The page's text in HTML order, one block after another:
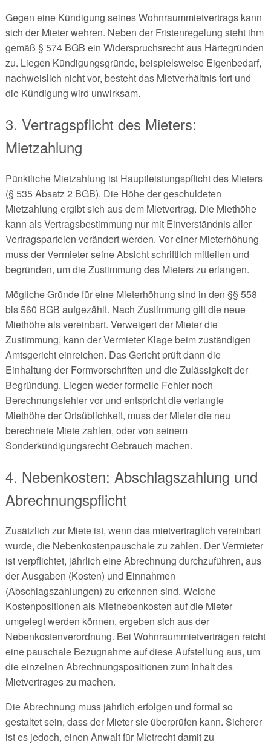
Gegen eine Kündigung seines Wohnraummietvertrags kann
sich der Mieter wehren. Neben der Fristenregelung steht ihm
gemäß § 574 BGB ein Widerspruchsrecht aus Härtegründen
zu. Liegen Kündigungsgründe, beispielsweise Eigenbedarf,
nachweislich nicht vor, besteht das Mietverhältnis fort und
die Kündigung wird unwirksam.
3. Vertragspflicht des Mieters:
Mietzahlung
Pünktliche Mietzahlung ist Hauptleistungspflicht des Mieters
(§ 535 Absatz 2 BGB). Die Höhe der geschuldeten
Mietzahlung ergibt sich aus dem Mietvertrag. Die Miethöhe
kann als Vertragsbestimmung nur mit Einverständnis aller
Vertragsparteien verändert werden. Vor einer Mieterhöhung
muss der Vermieter seine Absicht schriftlich mitteilen und
begründen, um die Zustimmung des Mieters zu erlangen.
Mögliche Gründe für eine Mieterhöhung sind in den §§ 558
bis 560 BGB aufgezählt. Nach Zustimmung gilt die neue
Miethöhe als vereinbart. Verweigert der Mieter die
Zustimmung, kann der Vermieter Klage beim zuständigen
Amtsgericht einreichen. Das Gericht prüft dann die
Einhaltung der Formvorschriften und die Zulässigkeit der
Begründung. Liegen weder formelle Fehler noch
Berechnungsfehler vor und entspricht die verlangte
Miethöhe der Ortsüblichkeit, muss der Mieter die neu
berechnete Miete zahlen, oder von seinem
Sonderkündigungsrecht Gebrauch machen.
4. Nebenkosten: Abschlagszahlung und
Abrechnungspflicht
Zusätzlich zur Miete ist, wenn das mietvertraglich vereinbart
wurde, die Nebenkostenpauschale zu zahlen. Der Vermieter
ist verpflichtet, jährlich eine Abrechnung durchzuführen, aus
der Ausgaben (Kosten) und Einnahmen
(Abschlagszahlungen) zu erkennen sind. Welche
Kostenpositionen als Mietnebenkosten auf die Mieter
umgelegt werden können, ergeben sich aus der
Nebenkostenverordnung. Bei Wohnraummietverträgen reicht
eine pauschale Bezugnahme auf diese Aufstellung aus, um
die einzelnen Abrechnungspositionen zum Inhalt des
Mietvertrages zu machen.
Die Abrechnung muss jährlich erfolgen und formal so
gestaltet sein, dass der Mieter sie überprüfen kann. Sicherer
ist es jedoch, einen Anwalt für Mietrecht damit zu